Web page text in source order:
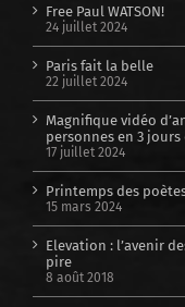
Free Paul WATSON!
24 juillet 2024
Paris fait la belle
22 juillet 2024
Magnifique vidéo
personnes en 3
17 juillet 2024
Printemps des
15 mars 2024
Elevation : l’avenir
pire
8 août 2018